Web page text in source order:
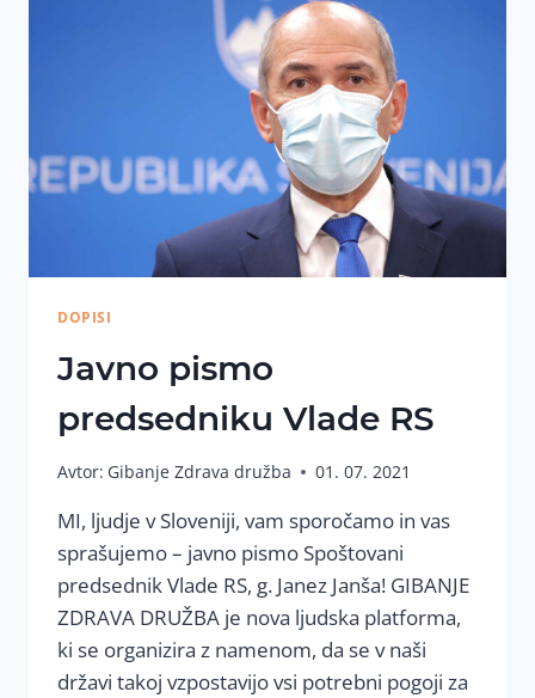
DOPISI
Javno pismo
predsedniku Vlade RS
Avtor: Gibanje Zdrava družba 01. 07. 2021
MI, ljudje v Sloveniji, vam sporočamo in vas
sprašujemo – javno pismo Spoštovani
predsednik Vlade RS, g. Janez Janša! GIBANJE
ZDRAVA DRUŽBA je nova ljudska platforma,
ki se organizira z namenom, da se v naši
državi takoj vzpostavijo vsi potrebni pogoji za